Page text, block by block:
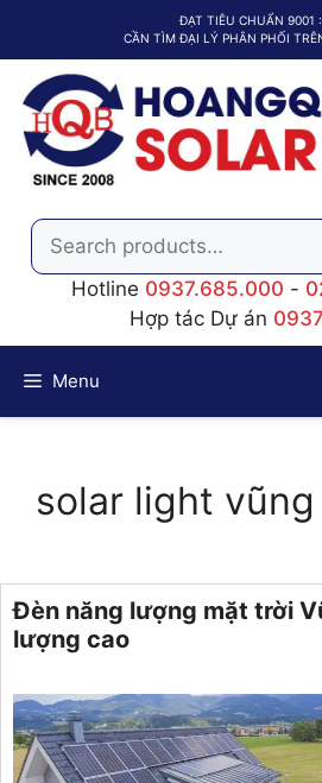
dung
ĐẠT TIÊU CHUẨN 9001
CẦN TÌM ĐẠI LÝ PHÂN PHỐI
Search
for:
Hotline 0937.685.000 -
Hợp tác Dự án
Menu
solar light
Đèn năng lượng mặt trời
lượng cao